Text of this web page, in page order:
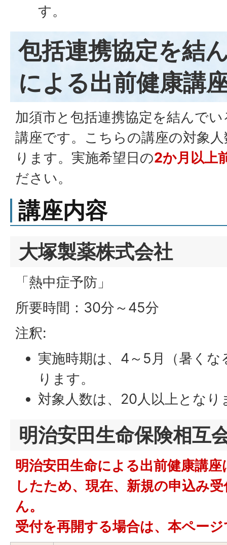
す。
包括連携協定を結
による出前健康講
加須市と包括連携協定を結んで
講座です。こちらの講座の対象
ります。実施希望日の2か月以上
ださい。
講座内容
大塚製薬株式会社
「熱中症予防」
所要時間：30分～45分
注釈:
実施時期は、4～5月（暑く
ります。
対象人数は、20人以上となり
明治安田生命保険相互
明治安田生命による出前健康講
したため、現在、新規の申込み
ん。
受付を再開する場合は、本ペー